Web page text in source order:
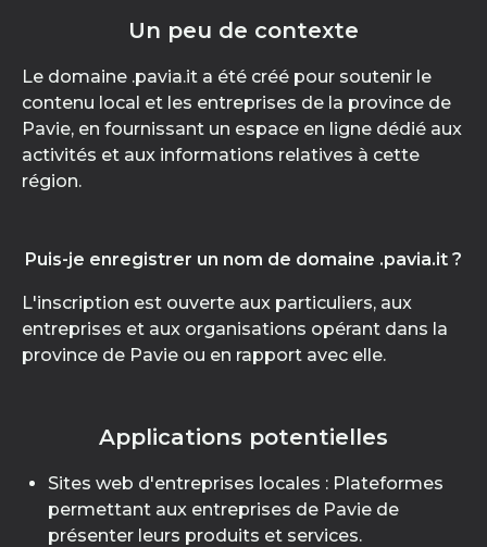
Un peu de contexte
Le domaine .pavia.it a été créé pour soutenir le
contenu local et les entreprises de la province de
Pavie, en fournissant un espace en ligne dédié aux
activités et aux informations relatives à cette
région.
Puis-je enregistrer un nom de domaine .pavia.it ?
L'inscription est ouverte aux particuliers, aux
entreprises et aux organisations opérant dans la
province de Pavie ou en rapport avec elle.
Applications potentielles
Sites web d'entreprises locales : Plateformes
permettant aux entreprises de Pavie de
présenter leurs produits et services.